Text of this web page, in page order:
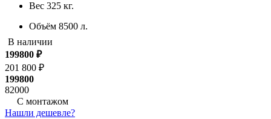
Вес 325 кг.
Объём 8500 л.
Габариты
Производительность
Тип сброса:
В наличии
199800 ₽
201 800 ₽
199800
82000
С монтажом
Нашли дешевле?